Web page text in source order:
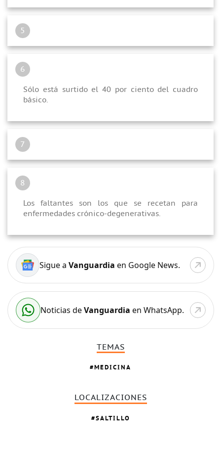
5
6
Sólo está surtido el 40 por ciento del cuadro
básico.
7
8
Los faltantes son los que se recetan para
enfermedades crónico-degenerativas.
Sigue a Vanguardia en Google News.
Noticias deVanguardia en WhatsApp.
TEMAS
MEDICINA
LOCALIZACIONES
SALTILLO